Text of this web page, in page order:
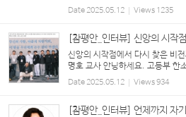
에, 아시아계의 숫자로는 50명이
00분의 1이다. 한국계는 남녀 통
Date2025.05.12 Views 1235
[참평안_인터뷰] 신앙의 시작
신앙의 시작점에서 다시 찾은 비
명호 교사 안녕하세요. 고등부 한
와 올해로 5년째 고등부 교사로
한소리 1학년을 담당하고 있습니
Date2025.05.12 Views934
[참평안_인터뷰] 언제까지 자